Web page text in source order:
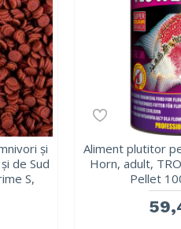
și
de Sud
S,
Aliment plutitor
Horn, adult,
Pellet